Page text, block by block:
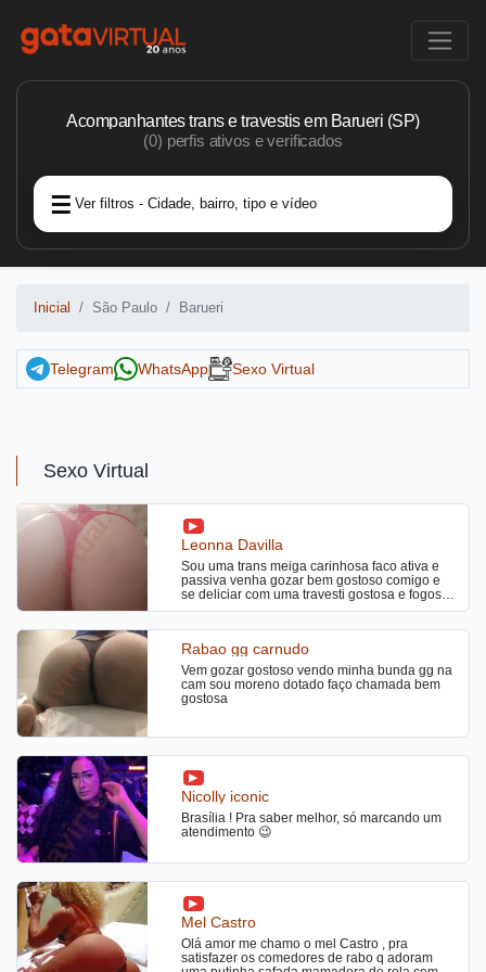
Acompanhantes trans e travestis em Barueri (SP)
(0) perfis ativos e verificados
Ver filtros - Cidade, bairro, tipo e vídeo
Inicial São Paulo Barueri
Telegram WhatsApp Sexo Virtual
Sexo Virtual
Leonna Davilla
Sou uma trans meiga carinhosa faco ativa e
passiva venha gozar bem gostoso comigo e
se deliciar com uma travesti gostosa e fogosa
por sexo
Rabao gg carnudo
Vem gozar gostoso vendo minha bunda gg na
cam sou moreno dotado faço chamada bem
gostosa
Nicolly iconic
Brasília ! Pra saber melhor, só marcando um
atendimento 😉
Mel Castro
Olá amor me chamo o mel Castro , pra
satisfazer os comedores de rabo q adoram